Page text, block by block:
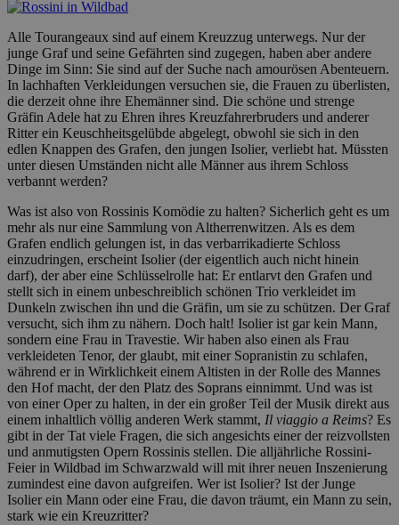
Alle Tourangeaux sind auf einem Kreuzzug unterwegs. Nur der
junge Graf und seine Gefährten sind zugegen, haben aber andere
Dinge im Sinn: Sie sind auf der Suche nach amourösen Abenteuern.
In lachhaften Verkleidungen versuchen sie, die Frauen zu überlisten,
die derzeit ohne ihre Ehemänner sind. Die schöne und strenge
Gräfin Adele hat zu Ehren ihres Kreuzfahrerbruders und anderer
Ritter ein Keuschheitsgelübde abgelegt, obwohl sie sich in den
edlen Knappen des Grafen, den jungen Isolier, verliebt hat. Müssten
unter diesen Umständen nicht alle Männer aus ihrem Schloss
verbannt werden?
Was ist also von Rossinis Komödie zu halten? Sicherlich geht es um
mehr als nur eine Sammlung von Altherrenwitzen. Als es dem
Grafen endlich gelungen ist, in das verbarrikadierte Schloss
einzudringen, erscheint Isolier (der eigentlich auch nicht hinein
darf), der aber eine Schlüsselrolle hat: Er entlarvt den Grafen und
stellt sich in einem unbeschreiblich schönen Trio verkleidet im
Dunkeln zwischen ihn und die Gräfin, um sie zu schützen. Der Graf
versucht, sich ihm zu nähern. Doch halt! Isolier ist gar kein Mann,
sondern eine Frau in Travestie. Wir haben also einen als Frau
verkleideten Tenor, der glaubt, mit einer Sopranistin zu schlafen,
während er in Wirklichkeit einem Altisten in der Rolle des Mannes
den Hof macht, der den Platz des Soprans einnimmt. Und was ist
von einer Oper zu halten, in der ein großer Teil der Musik direkt aus
einem inhaltlich völlig anderen Werk stammt, Il viaggio a Reims? Es
gibt in der Tat viele Fragen, die sich angesichts einer der reizvollsten
und anmutigsten Opern Rossinis stellen. Die alljährliche Rossini-
Feier in Wildbad im Schwarzwald will mit ihrer neuen Inszenierung
zumindest eine davon aufgreifen. Wer ist Isolier? Ist der Junge
Isolier ein Mann oder eine Frau, die davon träumt, ein Mann zu sein,
stark wie ein Kreuzritter?